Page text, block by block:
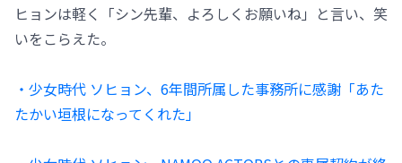
ヒョンは軽く「シン先輩、よろしくお願いね」と言い、笑
いをこらえた。
・少女時代 ソヒョン、6年間所属した事務所に感謝「あた
たかい垣根になってくれた」